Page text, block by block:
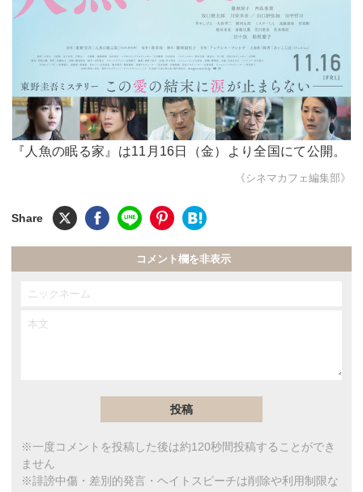
『人魚の眠る家』は11月16日（金）より全国にて公開。
《シネマカフェ編集部》
コメント欄を非表示
※一度コメントを投稿した後は約120秒間投稿することができ
ません
※誹謗中傷・差別的発言・ヘイトスピーチは削除や利用制限な